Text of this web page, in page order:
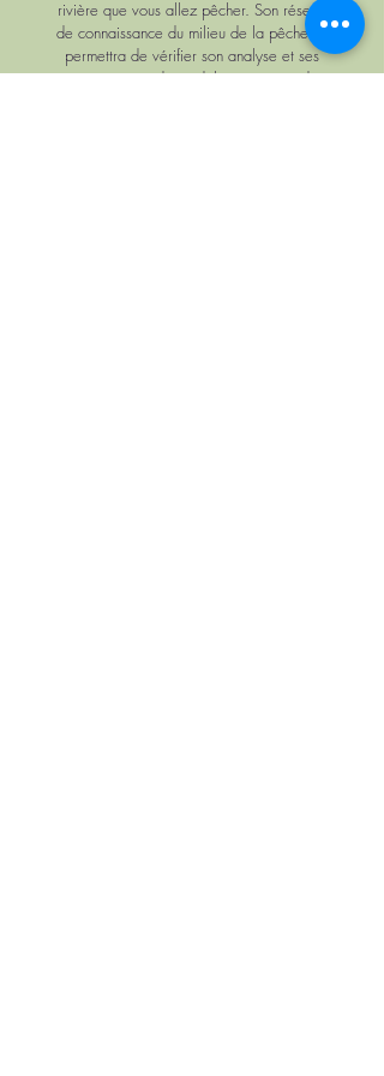
rivière que vous allez pêcher. Son réseau
de connaissance du milieu de la pêche lui
permettra de vérifier son analyse et ses
préconisations de modèles et auprès des